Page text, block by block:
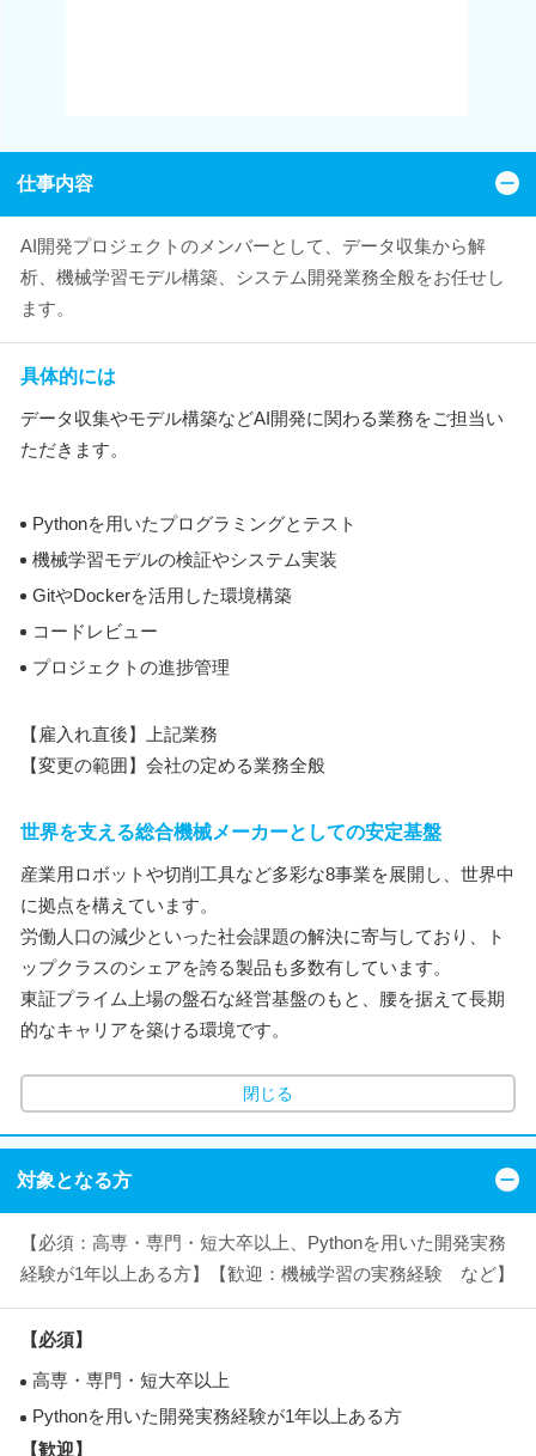
仕事内容
AI開発プロジェクトのメンバーとして、データ収集から解
析、機械学習モデル構築、システム開発業務全般をお任せし
ます。
具体的には
データ収集やモデル構築などAI開発に関わる業務をご担当い
ただきます。
Pythonを用いたプログラミングとテスト
機械学習モデルの検証やシステム実装
GitやDockerを活用した環境構築
コードレビュー
プロジェクトの進捗管理
【雇入れ直後】上記業務
【変更の範囲】会社の定める業務全般
世界を支える総合機械メーカーとしての安定基盤
産業用ロボットや切削工具など多彩な8事業を展開し、世界中
に拠点を構えています。
労働人口の減少といった社会課題の解決に寄与しており、ト
ップクラスのシェアを誇る製品も多数有しています。
東証プライム上場の盤石な経営基盤のもと、腰を据えて長期
的なキャリアを築ける環境です。
閉じる
対象となる方
【必須：高専・専門・短大卒以上、Pythonを用いた開発実務
経験が1年以上ある方】【歓迎：機械学習の実務経験 など】
【必須】
高専・専門・短大卒以上
Pythonを用いた開発実務経験が1年以上ある方
【歓迎】